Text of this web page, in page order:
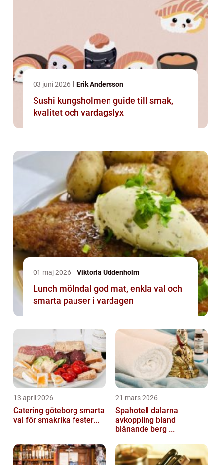
03 juni 2026 Erik Andersson
Sushi kungsholmen guide till smak,
kvalitet och vardagslyx
01 maj 2026 Viktoria Uddenholm
Lunch mölndal god mat, enkla val och
smarta pauser i vardagen
13 april 2026
Catering göteborg smarta
val för smakrika fester...
21 mars 2026
Spahotell dalarna
avkoppling bland
blånande berg ...